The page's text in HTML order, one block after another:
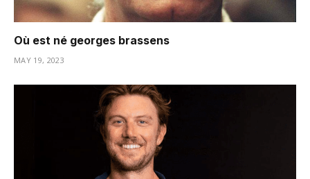
Où est né georges brassens
MAY 19, 2023